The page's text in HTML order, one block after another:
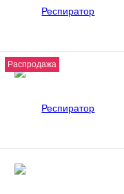
Распродажа